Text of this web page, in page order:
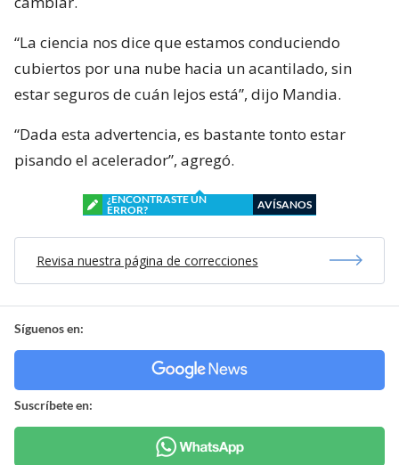
“La ciencia nos dice que estamos conduciendo
cubiertos por una nube hacia un acantilado, sin
estar seguros de cuán lejos está”, dijo Mandia.
“Dada esta advertencia, es bastante tonto estar
pisando el acelerador”, agregó.
¿ENCONTRASTE UN
ERROR?
AVÍSANOS
Revisa nuestra página de correcciones
Síguenos en:
Suscríbete en: